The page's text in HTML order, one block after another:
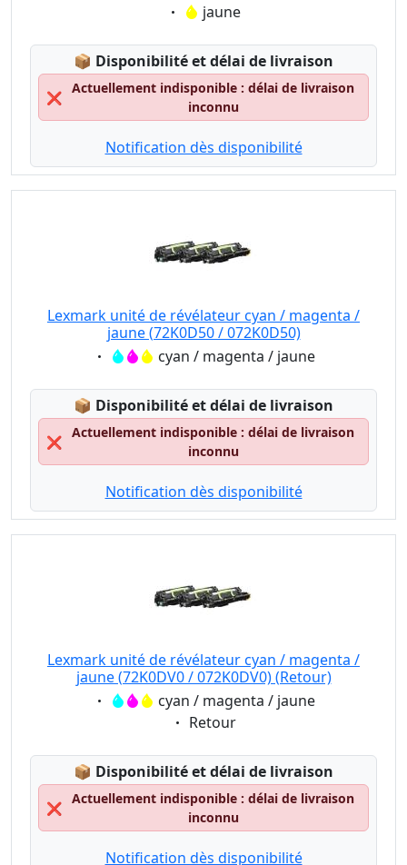
Eigenschaft:
jaune
📦 Lagerstatus:
Disponibilité et délai de livraison
❌
Actuellement indisponible : délai de livraison
inconnu
Notification dès disponibilité
Lexmark unité de révélateur cyan / magenta /
jaune (72K0D50 / 072K0D50)
Eigenschaft:cyan / magenta / jaune
📦 Lagerstatus:
Disponibilité et délai de livraison
❌
Actuellement indisponible : délai de livraison
inconnu
Notification dès disponibilité
Lexmark unité de révélateur cyan / magenta /
jaune (72K0DV0 / 072K0DV0) (Retour)
Eigenschaft:cyan / magenta / jaune
Eigenschaft:
Retour
📦 Lagerstatus:
Disponibilité et délai de livraison
❌
Actuellement indisponible : délai de livraison
inconnu
Notification dès disponibilité